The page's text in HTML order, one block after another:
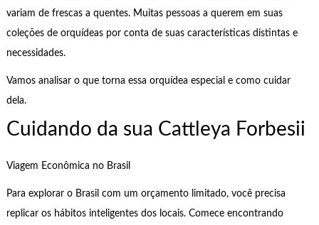
variam de frescas a quentes. Muitas pessoas a querem em suas
coleções de orquídeas por conta de suas características distintas e
necessidades.
Vamos analisar o que torna essa orquídea especial e como cuidar
dela.
Cuidando da sua Cattleya Forbesii
Viagem Econômica no Brasil
Para explorar o Brasil com um orçamento limitado, você precisa
replicar os hábitos inteligentes dos locais. Comece encontrando